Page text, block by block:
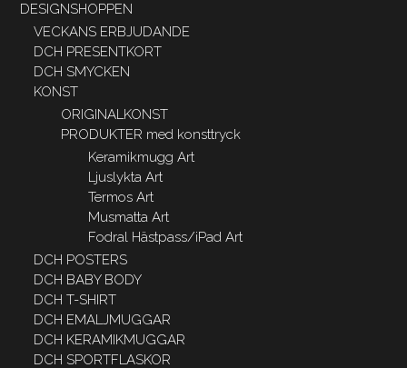
DESIGNSHOPPEN
VECKANS ERBJUDANDE
DCH PRESENTKORT
DCH SMYCKEN
KONST
ORIGINALKONST
PRODUKTER med konsttryck
Keramikmugg Art
Ljuslykta Art
Termos Art
Musmatta Art
Fodral Hästpass/iPad Art
DCH POSTERS
DCH BABY BODY
DCH T-SHIRT
DCH EMALJMUGGAR
DCH KERAMIKMUGGAR
DCH SPORTFLASKOR